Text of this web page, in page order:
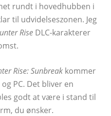
rundt i hovedhubben i
til udvidelseszonen. Jeg
Rise DLC-karakterer
Rise: Sunbreak kommer
PC. Det bliver en
godt at være i stand til
du ønsker.